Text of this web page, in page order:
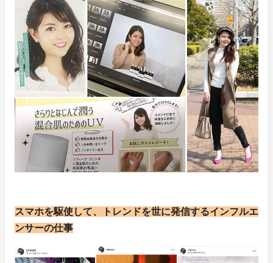
スマホを駆使して、トレンドを世に発信するインフルエ
ンサーの仕事